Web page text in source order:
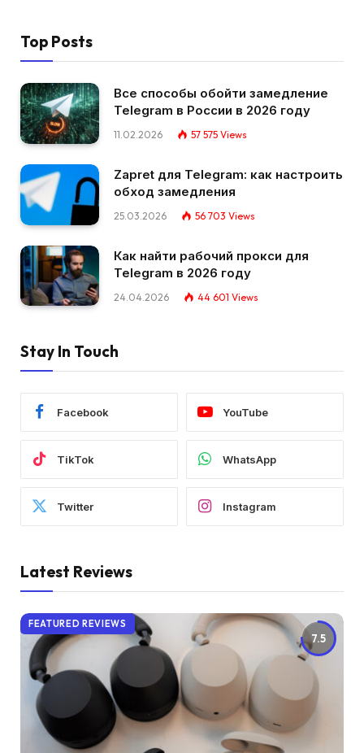
Top Posts
Все способы обойти замедление
Telegram в России в 2026 году
11.02.2026 57 575 Views
Zapret для Telegram: как настроить
обход замедления
25.03.2026 56 703 Views
Как найти рабочий прокси для
Telegram в 2026 году
24.04.2026 44 601 Views
Stay In Touch
Facebook YouTube
TikTok WhatsApp
Twitter Instagram
Latest Reviews
7.5
FEATURED REVIEWS